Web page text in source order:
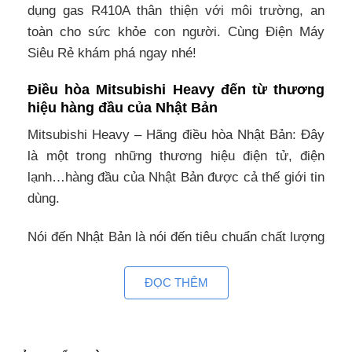
dụng gas R410A thân thiện với môi trường, an
toàn cho sức khỏe con người. Cùng Điện Máy
Siêu Rẻ khám phá ngay nhé!
Điều hòa Mitsubishi Heavy đến từ thương
hiệu hàng đầu của Nhật Bản
Mitsubishi Heavy – Hãng điều hòa Nhật Bản: Đây
là một trong những thương hiệu điện tử, điện
lạnh…hàng đầu của Nhật Bản được cả thế giới tin
dùng.
Nói đến Nhật Bản là nói đến tiêu chuẩn chất lượng
khoa học kỹ thuật mới nhất…nhằm mang đến cho
người tiêu dùng sản phẩm chất lượng tốt nhất,
ĐỌC THÊM